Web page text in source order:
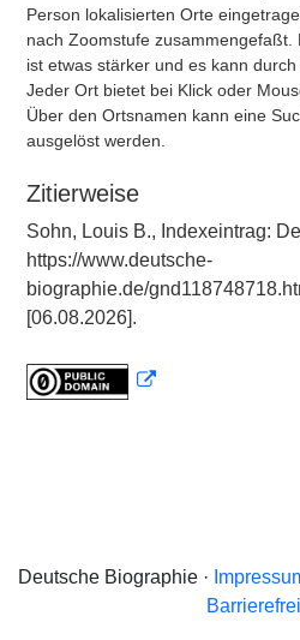
Person lokalisierten Orte
nach Zoomstufe zusammengefaßt.
ist etwas stärker und es kann
Jeder Ort bietet bei Klick oder
Über den Ortsnamen kann eine
ausgelöst werden.
Zitierweise
Sohn, Louis B., Indexeintrag:
https://www.deutsche-
biographie.de/
[06.08.2026].
Deutsche Biographie ·